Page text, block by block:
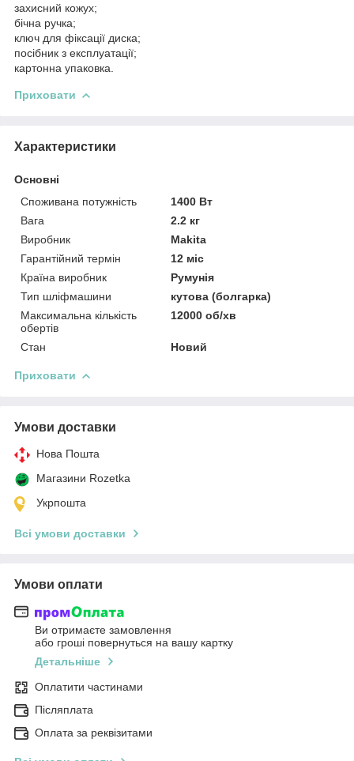
захисний кожух;
бічна ручка;
ключ для фіксації диска;
посібник з експлуатації;
картонна упаковка.
Приховати
Характеристики
Основні
Споживана потужність
1400 Вт
Вага
2.2 кг
Виробник
Makita
Гарантійний термін
12 міс
Країна виробник
Румунія
Тип шліфмашини
кутова (болгарка)
Максимальна кількість
обертів
12000 об/хв
Стан Новий
Приховати
Умови доставки
Нова Пошта
Магазини Rozetka
Укрпошта
Всі умови доставки
Умови оплати
Ви отримаєте замовлення
або гроші повернуться на вашу картку
Детальніше
Оплатити частинами
Післяплата
Оплата за реквізитами